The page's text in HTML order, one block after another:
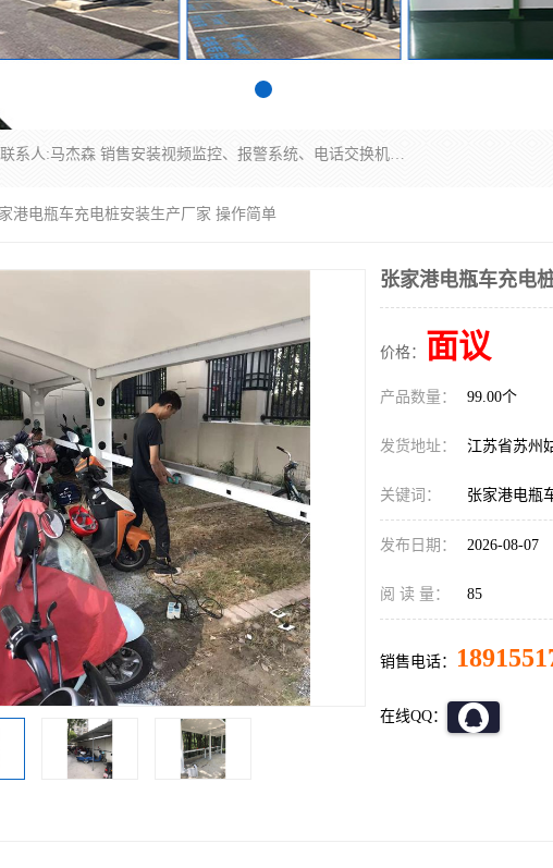
苏州迈凯隆系统集成科技有限公司电话: 联系人:马杰森 销售安装视频监控、报警系统、电话交换机、门禁考勤、巡更系统、呼叫对讲系统、停车场道闸、智能家居、广播系统、综合布线、办公设备、电子商务软件、网络工程、酒店门锁系列 系统集成、VOD视频点播、LED显示屏、节能产品、USP电源、收银机等弱电及智能化项目。
港电瓶车充电桩安装生产厂家 操作简单
张家港电瓶车充电
价格： 面议
产品数量： 99.00个
发货地址： 江苏省苏州
关键词： 张家港电瓶
发布日期： 2026-08-07
阅 读 量： 85
销售电话：
在线QQ：